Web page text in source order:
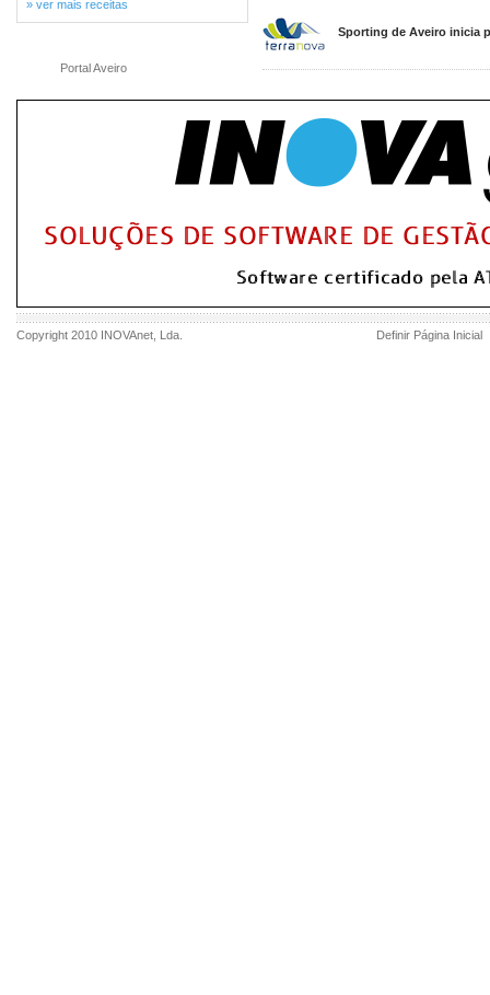
» ver mais receitas
Portal Aveiro
Sporting de Aveiro inicia
Copyright 2010 INOVAnet , Lda. Definir Página Inicial